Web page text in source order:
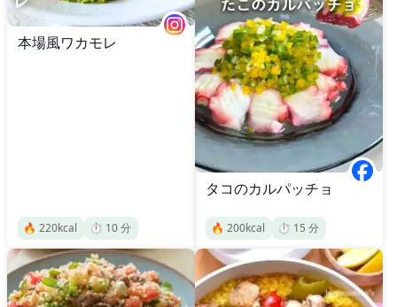
本場風ワカモレ
🔥 220kcal ⏱️ 10分
タコのカルパッチョ
🔥 200kcal ⏱️ 15 分